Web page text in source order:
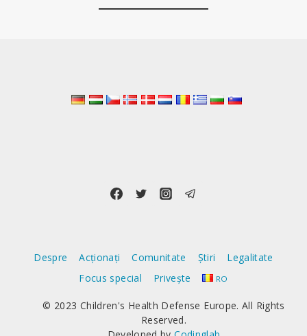
Despre Acționați Comunitate Știri
Legalitate
Focus special
Privește RO
© 2023 Children's Health Defense Europe. All Rights
Reserved.